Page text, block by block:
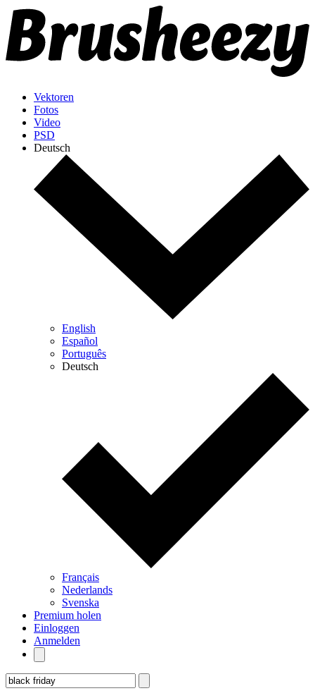
Vektoren
Fotos
Video
PSD
Deutsch
English
Español
Português
Deutsch
Français
Nederlands
Svenska
Premium holen
Einloggen
Anmelden